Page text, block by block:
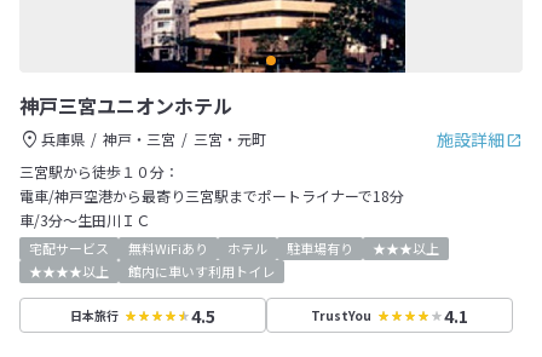
神戸三宮ユニオンホテル
施設詳細
兵庫県 神戸・三宮
三宮・元町
三宮駅から徒歩１０分：
電車/神戸空港から最寄り三宮駅までポートライナーで18分
車/3分～生田川ＩＣ
宅配サービス 無料WiFiあり ホテル 駐車場有り
★★★以上
★★★★以上
館内に車いす利用トイレ
日本旅行 4.5 TrustYou 4.1